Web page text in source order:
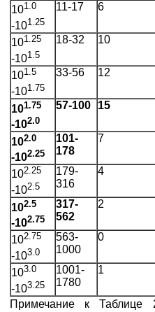
101.0
-101.25
11-17 6
101.25
-101.5
18-32 10
101.5
-101.75
33-56 12
101.75
-102.0
57-100 15
102.0
-102.25
101-
178
7
102.25
-102.5
179-
316
4
102.5
-102.75
317-
562
2
102.75
-103.0
563-
1000
0
103.0
-103.25
1001-
1780
1
Примечание к